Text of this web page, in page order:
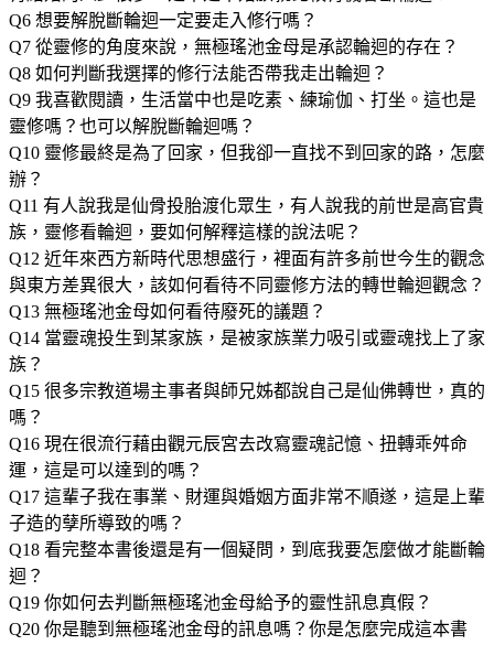
Q6 想要解脫斷輪迴一定要走入修行嗎？
Q7 從靈修的角度來說，無極瑤池金母是承認輪迴的存在？
Q8 如何判斷我選擇的修行法能否帶我走出輪迴？
Q9 我喜歡閱讀，生活當中也是吃素、練瑜伽、打坐。這也是
靈修嗎？也可以解脫斷輪迴嗎？
Q10 靈修最終是為了回家，但我卻一直找不到回家的路，怎麼
辦？
Q11 有人說我是仙骨投胎渡化眾生，有人說我的前世是高官貴
族，靈修看輪迴，要如何解釋這樣的說法呢？
Q12 近年來西方新時代思想盛行，裡面有許多前世今生的觀念
與東方差異很大，該如何看待不同靈修方法的轉世輪迴觀念？
Q13 無極瑤池金母如何看待廢死的議題？
Q14 當靈魂投生到某家族，是被家族業力吸引或靈魂找上了家
族？
Q15 很多宗教道場主事者與師兄姊都說自己是仙佛轉世，真的
嗎？
Q16 現在很流行藉由觀元辰宮去改寫靈魂記憶、扭轉乖舛命
運，這是可以達到的嗎？
Q17 這輩子我在事業、財運與婚姻方面非常不順遂，這是上輩
子造的孽所導致的嗎？
Q18 看完整本書後還是有一個疑問，到底我要怎麼做才能斷輪
迴？
Q19 你如何去判斷無極瑤池金母給予的靈性訊息真假？
Q20 你是聽到無極瑤池金母的訊息嗎？你是怎麼完成這本書